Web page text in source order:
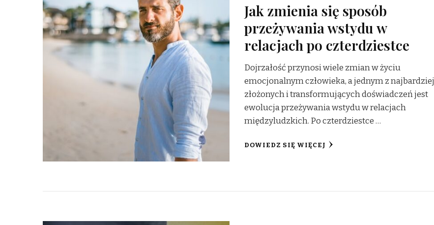
Jak zmienia się sposób
przeżywania wstydu w
relacjach po czterdziestce
Dojrzałość przynosi wiele zmian w życiu
emocjonalnym człowieka, a jednym z najbardziej
złożonych i transformujących doświadczeń jest
ewolucja przeżywania wstydu w relacjach
międzyludzkich. Po czterdziestce …
DOWIEDZ SIĘ WIĘCEJ